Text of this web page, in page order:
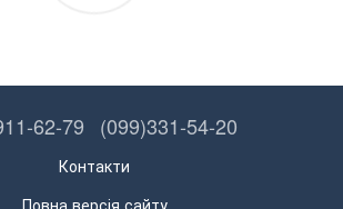
62-79 (099)331-54-20
Контакти
Повна версія сайту